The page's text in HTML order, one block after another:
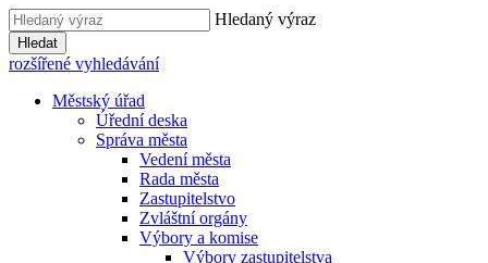
Hledaný výraz
Hledat
rozšířené vyhledávání
Městský úřad
Úřední deska
Správa města
Vedení města
Rada města
Zastupitelstvo
Zvláštní orgány
Výbory a komise
Výbory zastupitelstva